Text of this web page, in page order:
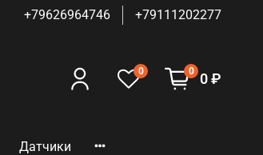
+79626964746 +79111202277
0 0 0 ₽
Датчики